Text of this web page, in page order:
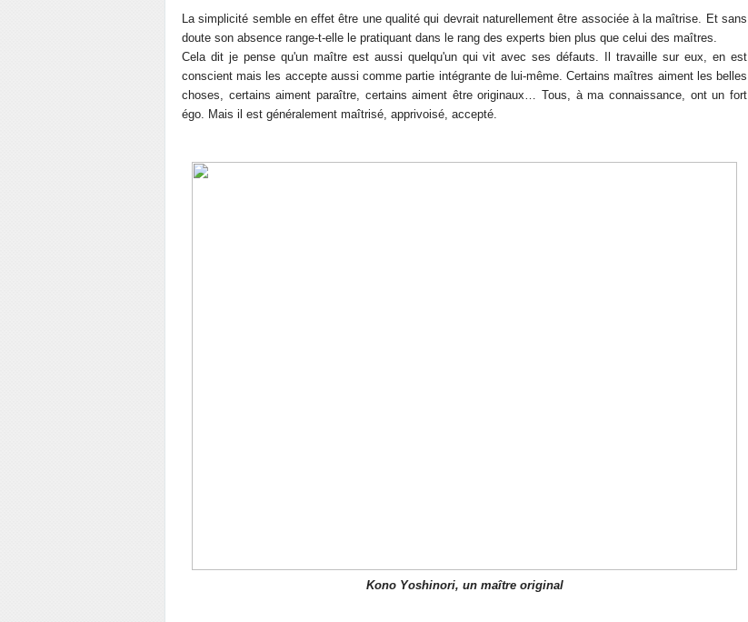
La simplicité semble en effet être une qualité qui devrait naturellement être associée à la maîtrise. Et sans
doute son absence range-t-elle le pratiquant dans le rang des experts bien plus que celui des maîtres.
Cela dit je pense qu'un maître est aussi quelqu'un qui vit avec ses défauts. Il travaille sur eux, en est
conscient mais les accepte aussi comme partie intégrante de lui-même. Certains maîtres aiment les belles
choses, certains aiment paraître, certains aiment être originaux… Tous, à ma connaissance, ont un fort
égo. Mais il est généralement maîtrisé, apprivoisé, accepté.
Kono Yoshinori, un maître original